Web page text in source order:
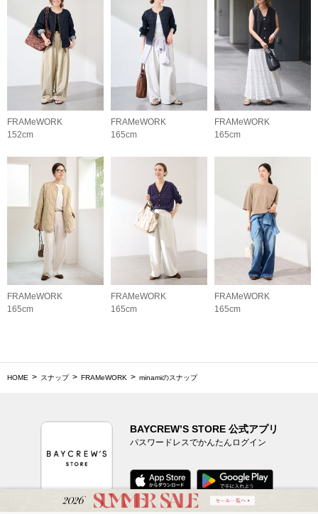
FRAMeWORK
152cm
FRAMeWORK
165cm
FRAMeWORK
165cm
FRAMeWORK
165cm
FRAMeWORK
165cm
FRAMeWORK
165cm
HOME スナップ FRAMeWORK minamiのスナップ
BAYCREW’S STORE 公式アプリ
パスワードレスでかんたんログイン